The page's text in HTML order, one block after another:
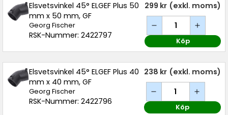
Elsvetsvinkel 45° ELGEF Plus 50
mm x 50 mm, GF
Georg Fischer
RSK-Nummer: 2422797
299 kr (exkl. moms)
Köp
Elsvetsvinkel 45° ELGEF Plus 40
mm x 40 mm, GF
Georg Fischer
RSK-Nummer: 2422796
238 kr (exkl. moms)
Köp